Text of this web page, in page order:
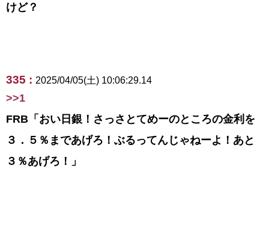
けど？
335 : 2025/04/05(土) 10:06:29.14
>>1
FRB「おい日銀！さっさとてめーのところの金利を
３．５％まであげろ！ぶるってんじゃねーよ！あと
３％あげろ！」